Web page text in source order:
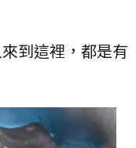
到這裡，都是有